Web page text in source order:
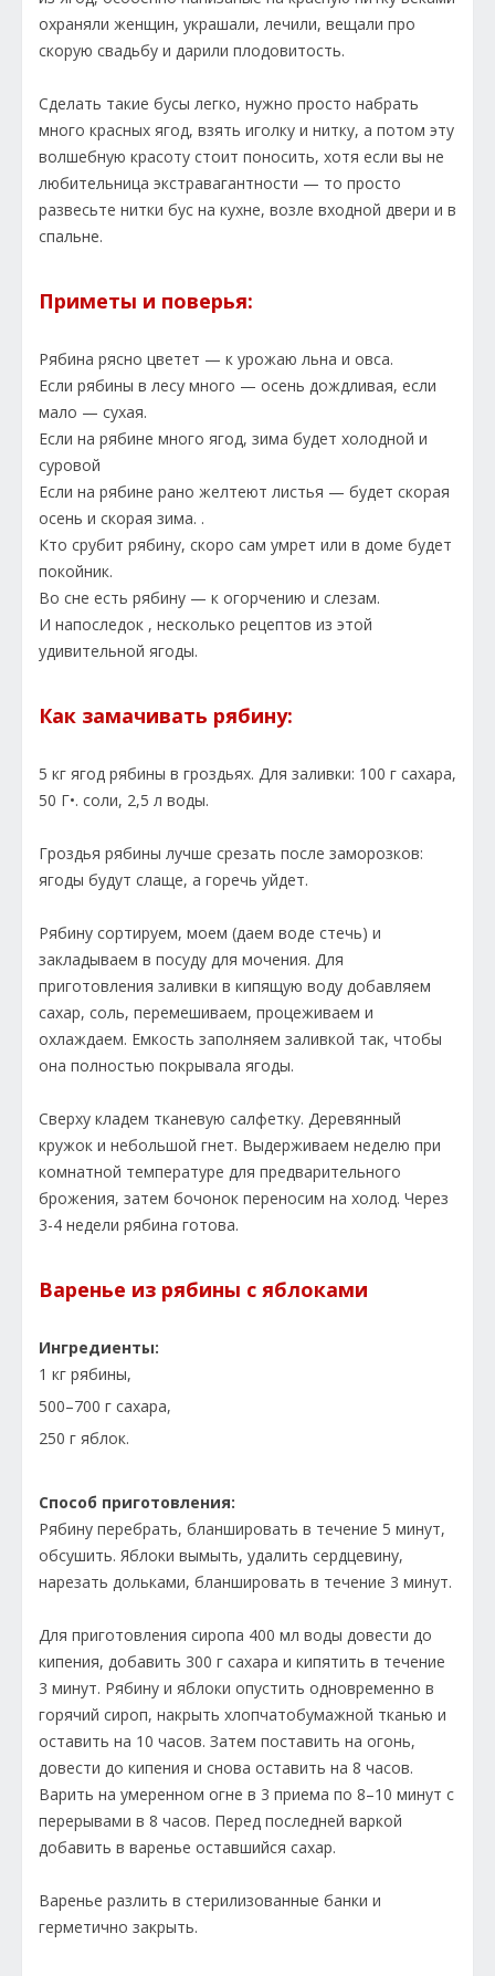
охраняли женщин, украшали, лечили, вещали про
скорую свадьбу и дарили плодовитость.
Сделать такие бусы легко, нужно просто набрать
много красных ягод, взять иголку и нитку, а потом эту
волшебную красоту стоит поносить, хотя если вы не
любительница экстравагантности — то просто
развесьте нитки бус на кухне, возле входной двери и в
спальне.
Приметы и поверья:
Рябина рясно цветет — к урожаю льна и овса.
Если рябины в лесу много — осень дождливая, если
мало — сухая.
Если на рябине много ягод, зима будет холодной и
суровой
Если на рябине рано желтеют листья — будет скорая
осень и скорая зима. .
Кто срубит рябину, скоро сам умрет или в доме будет
покойник.
Во сне есть рябину — к огорчению и слезам.
И напоследок , несколько рецептов из этой
удивительной ягоды.
Как замачивать рябину:
5 кг ягод рябины в гроздьях. Для заливки: 100 г сахара,
50 Г•. соли, 2,5 л воды.
Гроздья рябины лучше срезать после заморозков:
ягоды будут слаще, а горечь уйдет.
Рябину сортируем, моем (даем воде стечь) и
закладываем в посуду для мочения. Для
приготовления заливки в кипящую воду добавляем
сахар, соль, перемешиваем, процеживаем и
охлаждаем. Емкость заполняем заливкой так, чтобы
она полностью покрывала ягоды.
Сверху кладем тканевую салфетку. Деревянный
кружок и небольшой гнет. Выдерживаем неделю при
комнатной температуре для предварительного
брожения, затем бочонок переносим на холод. Через
3-4 недели рябина готова.
Варенье из рябины с яблоками
Ингредиенты:
1 кг рябины,
500–700 г сахара,
250 г яблок.
Способ приготовления:
Рябину перебрать, бланшировать в течение 5 минут,
обсушить. Яблоки вымыть, удалить сердцевину,
нарезать дольками, бланшировать в течение 3 минут.
Для приготовления сиропа 400 мл воды довести до
кипения, добавить 300 г сахара и кипятить в течение
3 минут. Рябину и яблоки опустить одновременно в
горячий сироп, накрыть хлопчатобумажной тканью и
оставить на 10 часов. Затем поставить на огонь,
довести до кипения и снова оставить на 8 часов.
Варить на умеренном огне в 3 приема по 8–10 минут с
перерывами в 8 часов. Перед последней варкой
добавить в варенье оставшийся сахар.
Варенье разлить в стерилизованные банки и
герметично закрыть.